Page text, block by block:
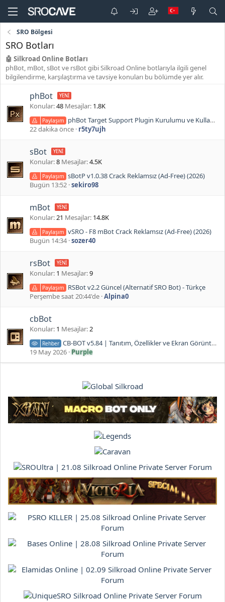
SRO Bölgesi
SRO Botları
🤖 Silkroad Online Botları
phBot, mBot, sBot ve rsBot gibi Silkroad Online botlarıyla ilgili genel
bilgilendirme, karşılaştırma ve tavsiye konuları bu bölümde yer alır.
phBot
Konular 48 Mesajlar 1.8K
Paylaşım
phBot Target Support Plugin Kurulumu ve Kullanımı – Otomatik Party Master Target Takibi, Party ile Senkronize Attack & Defense
22 dakika önce r5ty7ujh
sBot
Konular 8 Mesajlar 4.5K
Paylaşım sBotP v1.0.38 Crack Reklamsız (Ad-Free) (2026)
Bugün 13:52 sekiro98
mBot
Konular 21 Mesajlar 14.8K
Paylaşım vSRO - F8 mBot Crack Reklamsız (Ad-Free) (2026)
Bugün 14:34 sozer40
rsBot
Konular 1 Mesajlar 9
Paylaşım
RSBot v2.2 Güncel (Alternatif SRO Bot) - Türkçe
Perşembe saat 20:44'de Alpina0
cbBot
Konular 1 Mesajlar 2
Rehber CB-BOT v5.84 | Tanıtım, Özellikler ve Ekran Görüntüleri
19 May 2026 Purple